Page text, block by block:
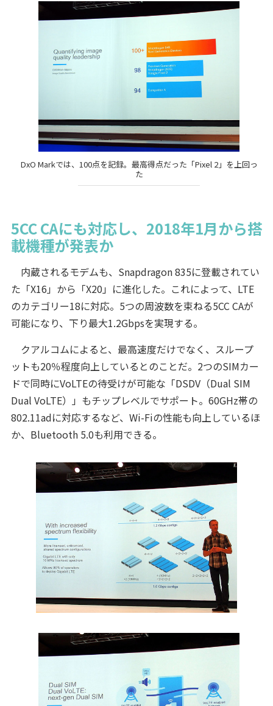
DxO Markでは、100点を記録。最高得点だった「Pixel 2」を上回っ
た
5CC CAにも対応し、2018年1月から搭
載機種が発表か
内蔵されるモデムも、Snapdragon 835に登載されてい
た「X16」から「X20」に進化した。これによって、LTE
のカテゴリー18に対応。5つの周波数を束ねる5CC CAが
可能になり、下り最大1.2Gbpsを実現する。
クアルコムによると、最高速度だけでなく、スループ
ットも20％程度向上しているとのことだ。2つのSIMカー
ドで同時にVoLTEの待受けが可能な「DSDV（Dual SIM
Dual VoLTE）」もチップレベルでサポート。60GHz帯の
802.11adに対応するなど、Wi-Fiの性能も向上しているほ
か、Bluetooth 5.0も利用できる。